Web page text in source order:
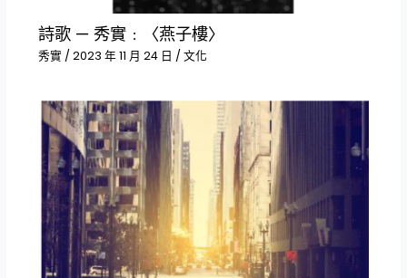
詩歌 — 秀實﹕〈燕子樓〉
秀實/ 2023 年 11 月 24 日 / 文化